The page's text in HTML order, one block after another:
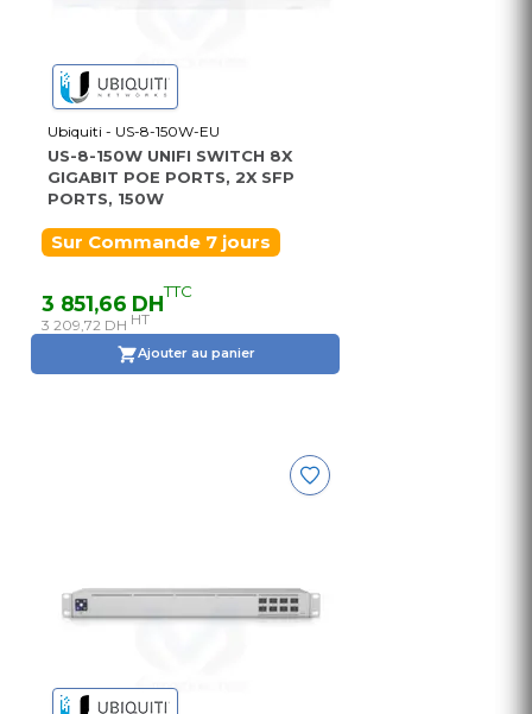
Ubiquiti - US-8-150W-EU
US-8-150W UNIFI SWITCH 8X
GIGABIT POE PORTS, 2X SFP
PORTS, 150W
Sur Commande 7 jours
3 851,66 DHTTC
3 209,72 DH HT
Ajouter au panier